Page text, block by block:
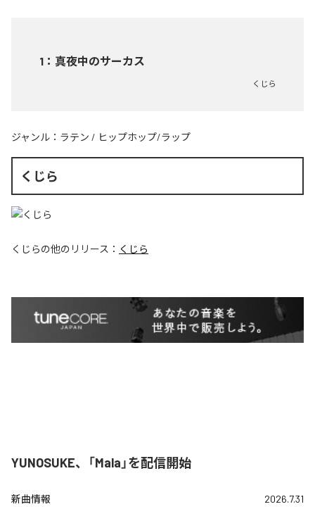
1 ： 真夜中のサーカス
くじら
ジャンル： ラテン / ヒップホップ/ラップ
くじら
くじらの他のリリース： くじら
YUNOSUKE、「Mala」を配信開始
新曲情報 2026.7.31